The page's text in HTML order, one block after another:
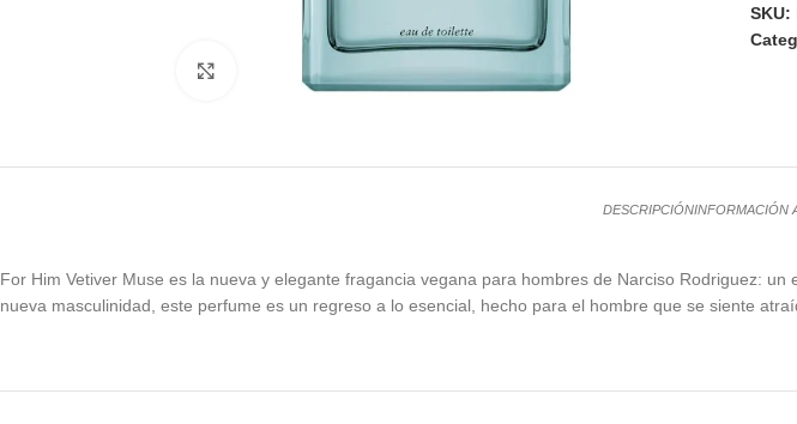
SKU:
DESCRIPCIÓNINFORMACIÓN
For Him Vetiver Muse es la nueva y elegante fragancia vegana para hombres de Narciso Rodriguez:
nueva masculinidad, este perfume es un regreso a lo esencial, hecho para el hombre que se siente